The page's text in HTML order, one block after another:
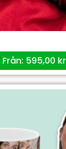
Från: 595,00 kr